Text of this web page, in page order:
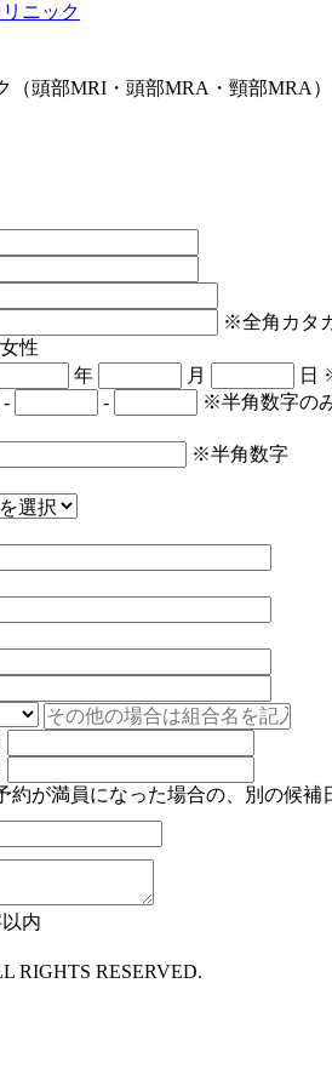
ニック
（頭部MRI・頭部MRA・頸部MRA
※全角カタ
女性
年 月 日
- - ※半角数字の
※半角数字
約が満員になった場合の、別の候補
内
RIGHTS RESERVED.